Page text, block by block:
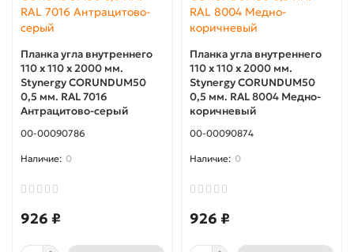
Планка угла внутреннего
110 x 110 х 2000 мм.
Stynergy CORUNDUM50
0,5 мм. RAL 7016
Антрацитово-серый
00-00090786
0
926 ₽
Планка угла внутреннего
110 x 110 х 2000 мм.
Stynergy CORUNDUM50
0,5 мм. RAL 8004 Медно-
коричневый
00-00090874
0
926 ₽